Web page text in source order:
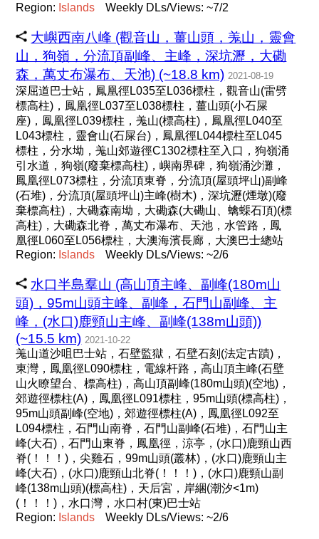
Region: Islands Weekly DLs/Views: ~7/2
大嶼西南八峰 (觀音山，薑山頭，羗山，靈會
山，狗嶺，分流頂副峰、主峰，深坑瀝，大磡
森，萬丈布瀑布、天池) (~18.8 km) 2021-08-19
深屈道巴士站，鳳凰徑L035至L036標柱，觀音山(雷劈
標高柱)，鳳凰徑L037至L038標柱，薑山頭(小石屎
座)，鳳凰徑L039標柱，羗山(標高柱)，鳳凰徑L040至
L043標柱，靈會山(石屎台)，鳳凰徑L044標柱至L045
標柱，分水坳，羗山郊遊徑C1302標柱至入口，狗嶺涌
引水道，狗嶺(廢棄標高柱)，嶼南界碑，狗嶺涌沙灘，
鳳凰徑L073標柱，分流頂東脊，分流頂(屋頭坪山)副峰
(石堆)，分流頂(屋頭坪山)主峰(樹木)，深坑瀝(煙墩)(廢
棄標高柱)，大磡森南坳，大磡森(大磡山、蠄蟝石頂)(標
高柱)，大磡森北脊，萬丈布瀑布、天池，水管路，鳳
凰徑L060至L056標柱，大澳海濱長廊，大澳巴士總站
Region: Islands Weekly DLs/Views: ~2/6
水口半島羣山 (高山頂主峰、副峰(180m山
頭)，95m山頭主峰、副峰，石門山副峰、主
峰，(水口)鹿頸山主峰、副峰(138m山頭))
(~15.5 km) 2021-10-22
羗山道沙咀巴士站，石壁監獄，石壁石刻(法定古蹟)，
東灣，鳳凰徑L090標柱，電線杆路，高山頂主峰(石壁
山火瞭望台、標高柱)，高山頂副峰(180m山頭)(空地)，
郊遊徑標柱(A)，鳳凰徑L091標柱，95m山頭(標高柱)，
95m山頭副峰(空地)，郊遊徑標柱(A)，鳳凰徑L092至
L094標柱，石門山南脊，石門山副峰(石堆)，石門山主
峰(大石)，石門山東脊，鳳凰徑，涼亭，(水口)鹿頸山西
脊(！！！)，尖雞石，99m山頭(叢林)，(水口)鹿頸山主
峰(大石)，(水口)鹿頸山北脊(！！！)，(水口)鹿頸山副
峰(138m山頭)(標高柱)，天后宮，岸綑(潮汐<1m)
(！！！)，水口灣，水口村(東)巴士站
Region: Islands Weekly DLs/Views: ~2/6